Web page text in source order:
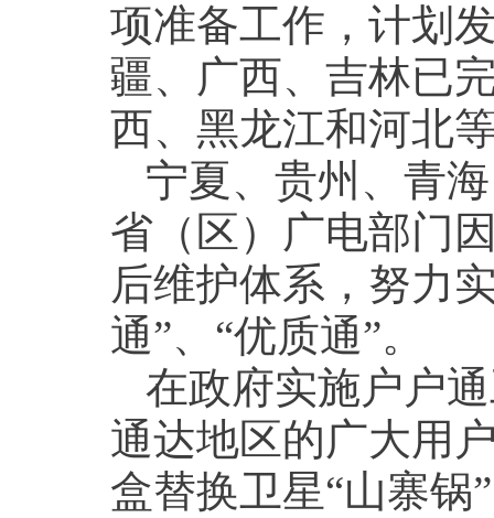
项准备工作，计划
疆、广西、吉林已
西、黑龙江和河北
宁夏、贵州、青
省（区）广电部门
后维护体系，努力
通”、“优质通”。
在政府实施户户
通达地区的广大用
盒替换卫星“山寨锅